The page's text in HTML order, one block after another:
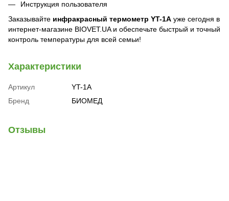
Инструкция пользователя
Заказывайте инфракрасный термометр YT-1A уже сегодня в
интернет-магазине BIOVET.UA и обеспечьте быстрый и точный
контроль температуры для всей семьи!
Характеристики
Артикул
YT-1A
Бренд
БИОМЕД
Отзывы